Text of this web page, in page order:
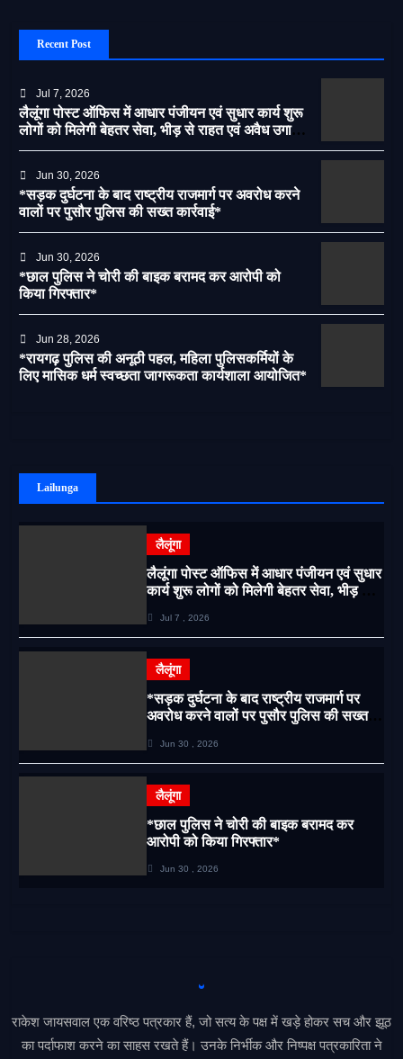
Recent Post
Jul 7, 2026
लैलूंगा पोस्ट ऑफिस में आधार पंजीयन एवं सुधार कार्य शुरू
लोगों को मिलेगी बेहतर सेवा, भीड़ से राहत एवं अवैध उगाही
पर लगेगी रोक
Jun 30, 2026
*सड़क दुर्घटना के बाद राष्ट्रीय राजमार्ग पर अवरोध करने
वालों पर पुसौर पुलिस की सख्त कार्रवाई*
Jun 30, 2026
*छाल पुलिस ने चोरी की बाइक बरामद कर आरोपी को
किया गिरफ्तार*
Jun 28, 2026
*रायगढ़ पुलिस की अनूठी पहल, महिला पुलिसकर्मियों के
लिए मासिक धर्म स्वच्छता जागरूकता कार्यशाला आयोजित*
Lailunga
लैलूंगा
लैलूंगा पोस्ट ऑफिस में आधार पंजीयन एवं सुधार
कार्य शुरू लोगों को मिलेगी बेहतर सेवा, भीड़ से
Jul 7 , 2026
लैलूंगा
*सड़क दुर्घटना के बाद राष्ट्रीय राजमार्ग पर
अवरोध करने वालों पर पुसौर पुलिस की सख्त
Jun 30 , 2026
लैलूंगा
*छाल पुलिस ने चोरी की बाइक बरामद कर
आरोपी को किया गिरफ्तार*
Jun 30 , 2026
राकेश जायसवाल एक वरिष्ठ पत्रकार हैं, जो सत्य के पक्ष में खड़े होकर सच और झूठ
का पर्दाफाश करने का साहस रखते हैं। उनके निर्भीक और निष्पक्ष पत्रकारिता ने